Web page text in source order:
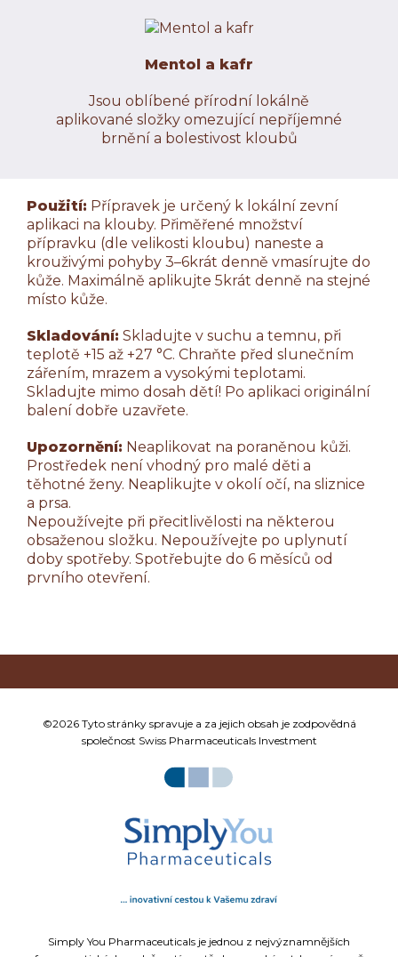
Mentol a kafr
Jsou oblíbené přírodní lokálně
aplikované složky omezující nepříjemné
brnění a bolestivost kloubů
Použití: Přípravek je určený k lokální zevní
aplikaci na klouby. Přiměřené množství
přípravku (dle velikosti kloubu) naneste a
krouživými pohyby 3–6krát denně vmasírujte do
kůže. Maximálně aplikujte 5krát denně na stejné
místo kůže.
Skladování: Skladujte v suchu a temnu, při
teplotě +15 až +27 °C. Chraňte před slunečním
zářením, mrazem a vysokými teplotami.
Skladujte mimo dosah dětí! Po aplikaci originální
balení dobře uzavřete.
Upozornění: Neaplikovat na poraněnou kůži.
Prostředek není vhodný pro malé děti a
těhotné ženy. Neaplikujte v okolí očí, na sliznice
a prsa.
Nepoužívejte při přecitlivělosti na některou
obsaženou složku. Nepoužívejte po uplynutí
doby spotřeby. Spotřebujte do 6 měsíců od
prvního otevření.
©2026 Tyto stránky spravuje a za jejich obsah je zodpovědná
společnost Swiss Pharmaceuticals Investment
Simply You Pharmaceuticals je jednou z nejvýznamnějších